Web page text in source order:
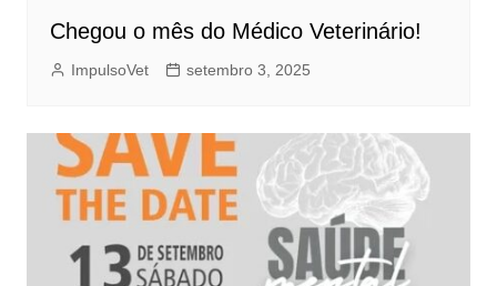
Chegou o mês do Médico Veterinário!
ImpulsoVet setembro 3, 2025